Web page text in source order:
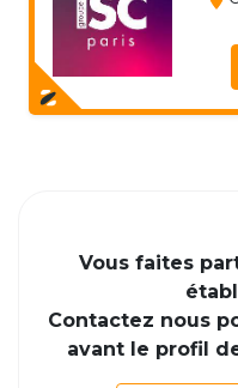
Vous faites
Contactez nous
avant le profil